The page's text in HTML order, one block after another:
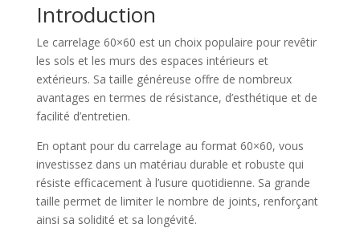
Introduction
Le carrelage 60×60 est un choix populaire pour revêtir
les sols et les murs des espaces intérieurs et
extérieurs. Sa taille généreuse offre de nombreux
avantages en termes de résistance, d’esthétique et de
facilité d’entretien.
En optant pour du carrelage au format 60×60, vous
investissez dans un matériau durable et robuste qui
résiste efficacement à l’usure quotidienne. Sa grande
taille permet de limiter le nombre de joints, renforçant
ainsi sa solidité et sa longévité.